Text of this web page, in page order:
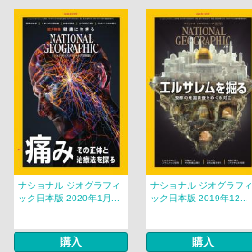
ナショナル ジオグラフィ
ック日本版 2020年1月...
購入
ナショナル ジオグラフィ
ック日本版 2019年12...
購入